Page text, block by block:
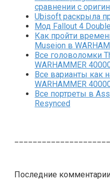
сравнении с
Ubisoft раскрыла
Мод Fallout 4
Как пройти
Museion в
Все головоломки
WARHAMMER
Все варианты как
WARHAMMER
Все портреты в
Resynced
Последние